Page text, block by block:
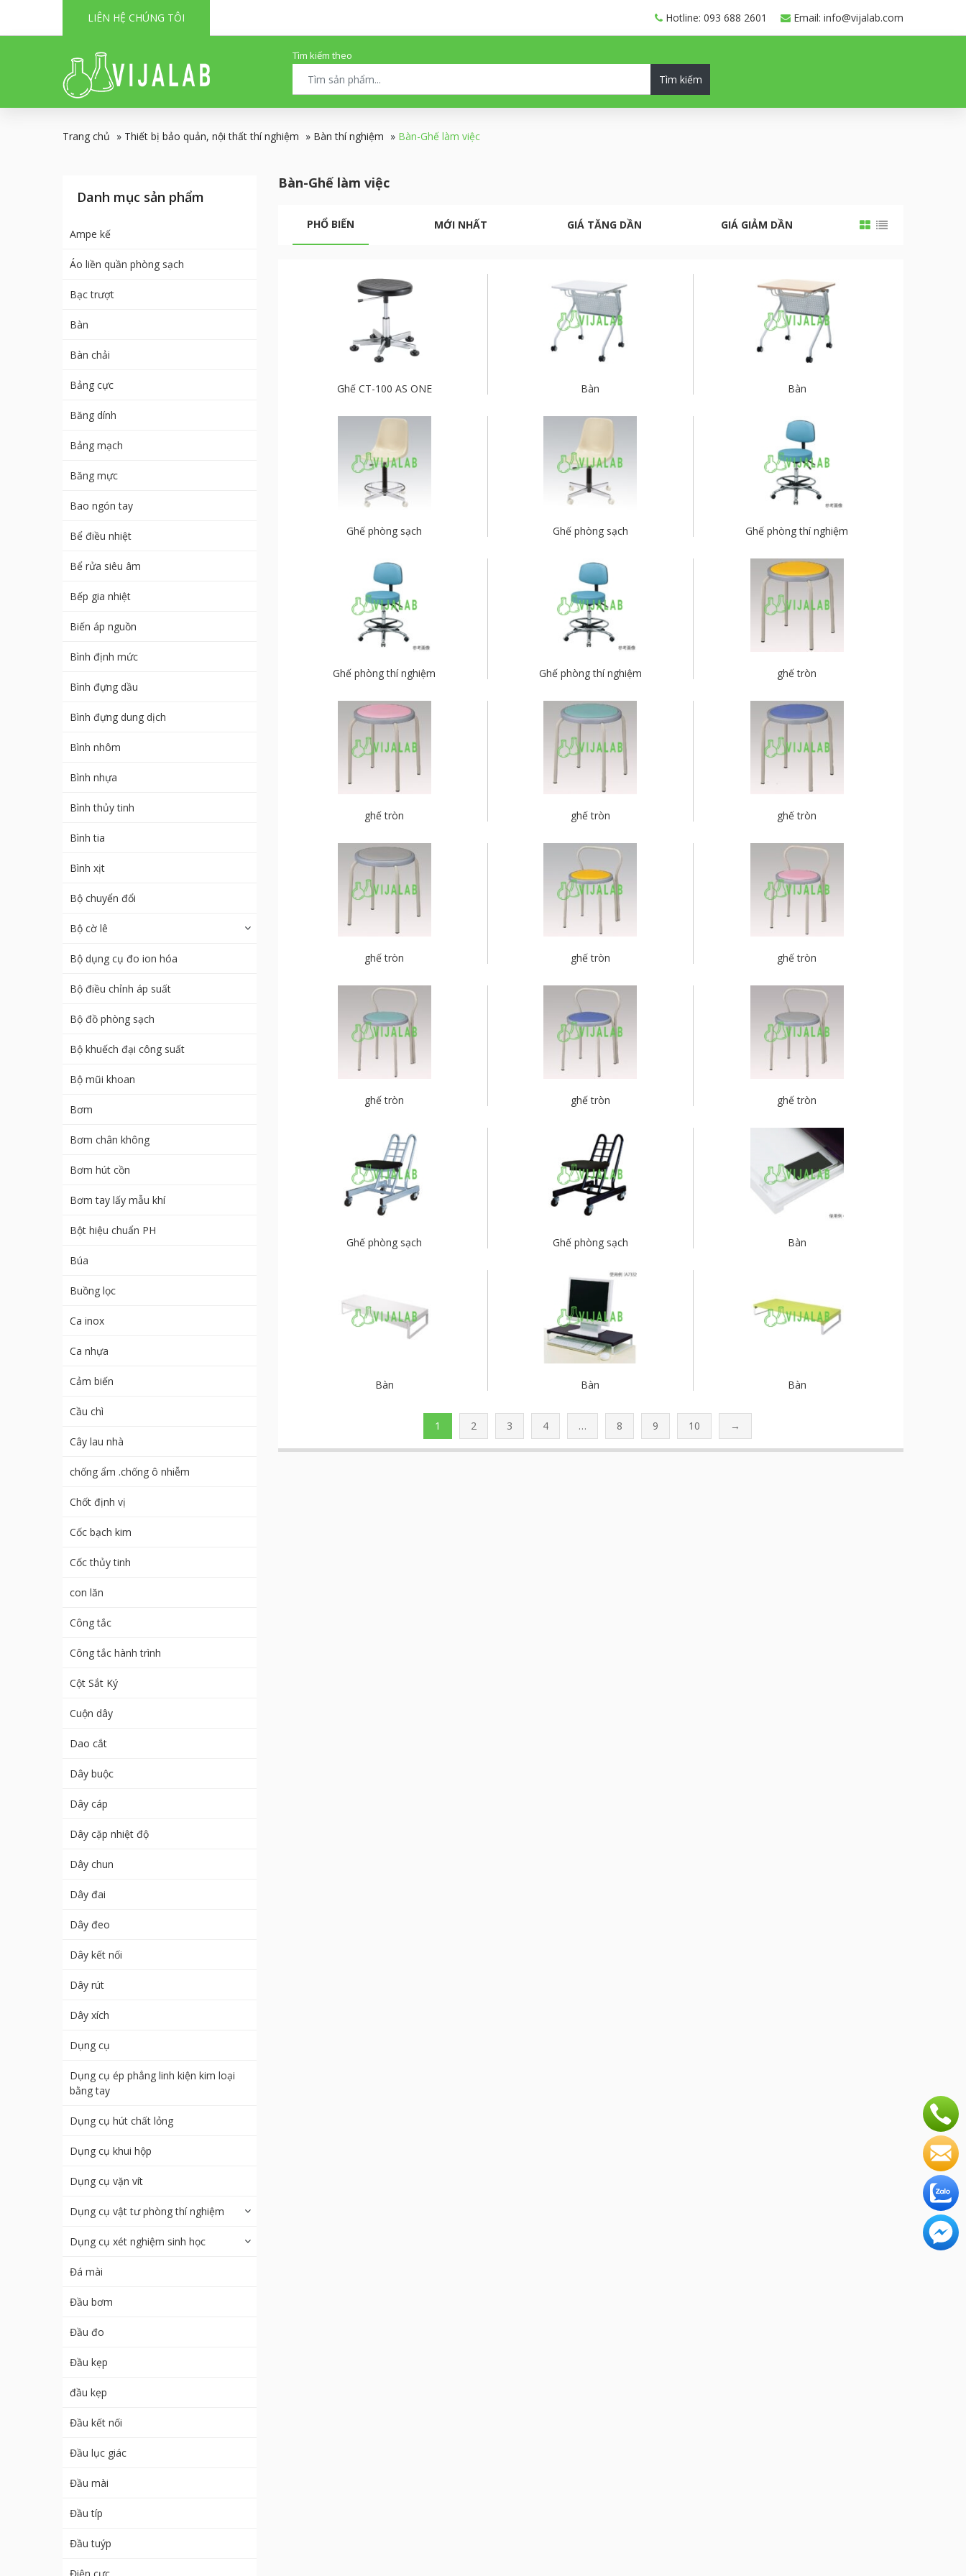
LIÊN HỆ CHÚNG TÔI Hotline: 093 688 2601 Email: info@vijalab.com
Tìm kiếm theo
Tìm kiếm
Trang chủ » Thiết bị bảo quản, nội thất thí nghiệm » Bàn thí nghiệm » Bàn-Ghế làm việc
Danh mục sản phẩm
Ampe kế
Áo liền quần phòng sạch
Bạc trượt
Bàn
Bàn chải
Bảng cực
Băng dính
Bảng mạch
Băng mực
Bao ngón tay
Bể điều nhiệt
Bể rửa siêu âm
Bếp gia nhiệt
Biến áp nguồn
Bình định mức
Bình đựng dầu
Bình đựng dung dịch
Bình nhôm
Bình nhựa
Bình thủy tinh
Bình tia
Bình xịt
Bộ chuyển đổi
Bộ cờ lê
Bộ dụng cụ đo ion hóa
Bộ điều chỉnh áp suất
Bộ đồ phòng sạch
Bộ khuếch đại công suất
Bộ mũi khoan
Bơm
Bơm chân không
Bơm hút cồn
Bơm tay lấy mẫu khí
Bột hiệu chuẩn PH
Búa
Buồng lọc
Ca inox
Ca nhựa
Cảm biến
Cầu chì
Cây lau nhà
chống ẩm .chống ô nhiễm
Chốt định vị
Cốc bạch kim
Cốc thủy tinh
con lăn
Công tắc
Công tắc hành trình
Cột Sắt Ký
Cuộn dây
Dao cắt
Dây buộc
Dây cáp
Dây cặp nhiệt độ
Dây chun
Dây đai
Dây đeo
Dây kết nối
Dây rút
Dây xích
Dụng cụ
Dụng cụ ép phẳng linh kiện kim loại
bằng tay
Dụng cụ hút chất lỏng
Dụng cụ khui hộp
Dụng cụ vặn vít
Dụng cụ vật tư phòng thí nghiệm
Dụng cụ xét nghiệm sinh học
Đá mài
Đầu bơm
Đầu đo
Đầu kẹp
đầu kẹp
Đầu kết nối
Đầu lục giác
Đầu mài
Đầu típ
Đầu tuýp
Bàn-Ghế làm việc
PHỔ BIẾN MỚI NHẤT GIÁ TĂNG DẦN GIÁ GIẢM DẦN
Ghế CT-100 AS ONE Bàn Bàn
Ghế phòng sạch Ghế phòng sạch Ghế phòng thí nghiệm
Ghế phòng thí nghiệm Ghế phòng thí nghiệm ghế tròn
ghế tròn ghế tròn ghế tròn
ghế tròn ghế tròn ghế tròn
ghế tròn ghế tròn ghế tròn
Ghế phòng sạch Ghế phòng sạch Bàn
Bàn Bàn Bàn
1 2 3 4 … 8 9 10 →